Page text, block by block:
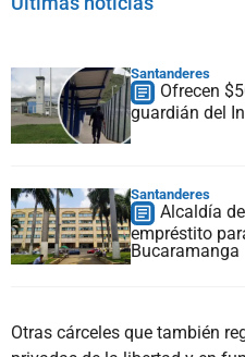
Santanderes
Ofrecen
guardián del
Santanderes
Alcaldía
empréstito
Bucaramanga
Otras cárceles que también